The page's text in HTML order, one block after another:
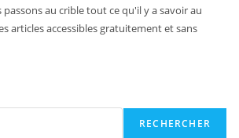
au crible tout ce qu'il y a savoir au
articles accessibles gratuitement et sans
RECHERCHER